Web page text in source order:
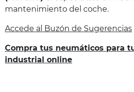
mantenimiento del coche.
Accede al Buzón de Sugerencias
Compra tus neumáticos para
industrial online